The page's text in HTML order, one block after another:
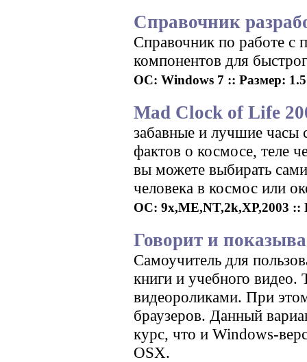
Справочник
Справочник по работе с
компонентов для
ОС: Windows 7 :: Размер:
Mad Clock of Life
забавные и лучшие часы
фактов о космосе, теле
вы можете выбирать
человека в космос или
ОС: 9x,ME,NT,2k,XP,2003 ::
Говорит и
Самоучитель для
книги и учебного видео.
видеороликами. При
браузеров. Данный
курс, что и Windows-
OSX.